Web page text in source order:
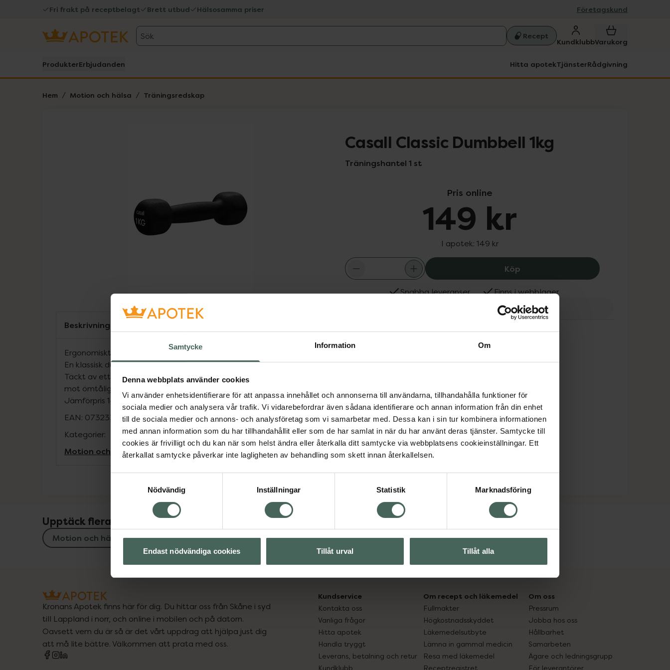
Samtycke Information Om
Denna webbplats använder cookies
Vi använder enhetsidentifierare för att anpassa innehållet och annonserna till användarna, tillhandahålla funktioner för
sociala medier och analysera vår trafik. Vi vidarebefordrar även sådana identifierare och annan information från din enhet
till de sociala medier och annons- och analysföretag som vi samarbetar med. Dessa kan i sin tur kombinera informationen
med annan information som du har tillhandahållit eller som de har samlat in när du har använt deras tjänster. Samtycke till
cookies är frivilligt och du kan när som helst ändra eller återkalla ditt samtycke via webbplatsens cookieinställningar. Ett
återkallat samtycke påverkar inte lagligheten av behandling som skett innan återkallelsen.
Nödvändig
Inställningar Statistik Marknadsföring
Endast nödvändiga cookies Tillåt urval Tillåt alla
Fri frakt på receptbelagt Brett utbud Hälsosamma priser Företagskund
Sök Recept
KundklubbVarukorg
ProdukterErbjudanden Hitta apotekTjänsterRådgivning
Hem Motion och hälsa Träningsredskap
Casall Classic Dumbbell 1kg
Träningshantel 1 st
Pris online
149 kr
I apotek: 149 kr
Köp Casall Classic Dumbbell 1kg, 149 kr.
Snabba leveranser Finns i webblager
Beskrivning
Ergonomiskt grepp.
En klassisk dumbbell i neopren för smidig styrketräning hemma.
Täckt av ett mjukt överdrag för ett behagligt grepp. Skonsamma
mot ömtåliga golv. Säljes styckvis.
Jämförpris 149 kr /st
EAN: 07323343827329
Kategorier:
Motion och hälsaTräningsredskap
Upptäck flera produkter inom
Motion och hälsa Träningsredskap
Kronans Apotek finns här för dig. Du hittar oss från Skåne i syd
till Lappland i norr, och online i mobilen och på datorn.
Oavsett vem du är så är det vårt uppdrag att hjälpa just dig
att må lite bättre. Välkommen att prata med oss.
Kundservice
Kontakta oss
Vanliga frågor
Hitta apotek
Handla tryggt
Leverans, betalning och retur
Kundklubb
Om recept och läkemedel
Fullmakter
Högkostnadsskyddet
Läkemedelsutbyte
Lämna in gammal medicin
Resa med läkemedel
Receptregistret
Om oss
Pressrum
Jobba hos oss
Hållbarhet
Samarbeten
Ägare och ledningsgrupp
För leverantörer